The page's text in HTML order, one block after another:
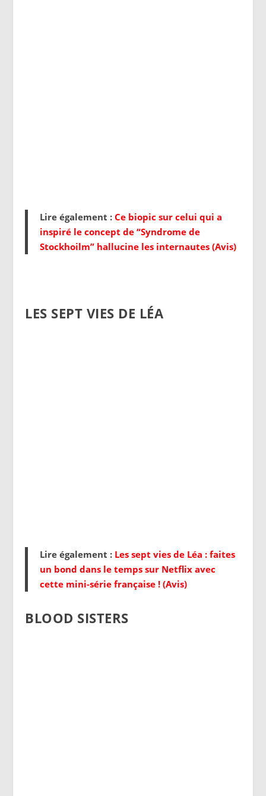
Lire également : Ce biopic sur celui qui a
inspiré le concept de “Syndrome de
Stockhoilm” hallucine les internautes (Avis)
LES SEPT VIES DE LÉA
Lire également : Les sept vies de Léa : faites
un bond dans le temps sur Netflix avec
cette mini-série française ! (Avis)
BLOOD SISTERS